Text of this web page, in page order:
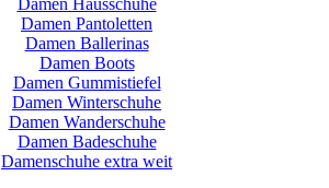
Damen Hausschuhe
Damen Pantoletten
Damen Ballerinas
Damen Boots
Damen Gummistiefel
Damen Winterschuhe
Damen Wanderschuhe
Damen Badeschuhe
Damenschuhe extra weit